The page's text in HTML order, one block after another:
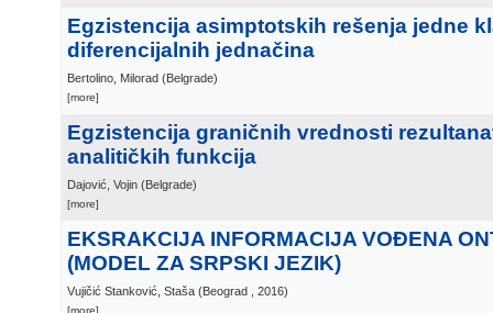
Egzistencija asimptotskih rešenja jedne
diferencijalnih jednačina
Bertolino, Milorad (Belgrade)
[more]
Egzistencija graničnih vrednosti
analitičkih funkcija
Dajović, Vojin (Belgrade)
[more]
EKSRAKCIJA INFORMACIJA VOĐENA
(MODEL ZA SRPSKI JEZIK)
Vujičić Stanković, Staša (Beograd , 2016)
[more]